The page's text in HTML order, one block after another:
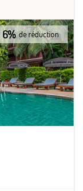
6% de réduction